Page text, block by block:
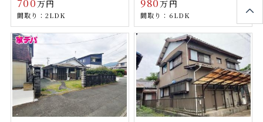
万円
間取り：2LDK
万円
間取り：6LDK